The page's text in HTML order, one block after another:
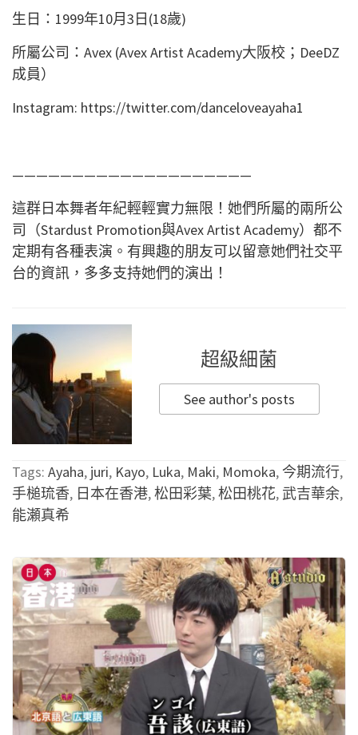
生日：1999年10月3日(18歲)
所屬公司：Avex (Avex Artist Academy大阪校；DeeDZ
成員）
Instagram: https://twitter.com/danceloveayaha1
————————————————————
這群日本舞者年紀輕輕實力無限！她們所屬的兩所公
司（Stardust Promotion與Avex Artist Academy）都不
定期有各種表演。有興趣的朋友可以留意她們社交平
台的資訊，多多支持她們的演出！
超級細菌
See author's posts
Tags: Ayaha, juri, Kayo, Luka, Maki, Momoka, 今期流行,
手槌琉香, 日本在香港,松田彩葉,松田桃花, 武吉華余,
能瀬真希